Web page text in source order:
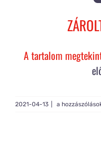
A tartalom
2021-04-13
Basic
a